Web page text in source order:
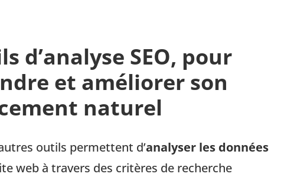
d’analyse SEO, pour
et améliorer son
naturel
outils permettent d’analyser les données
web à travers des critères de recherche